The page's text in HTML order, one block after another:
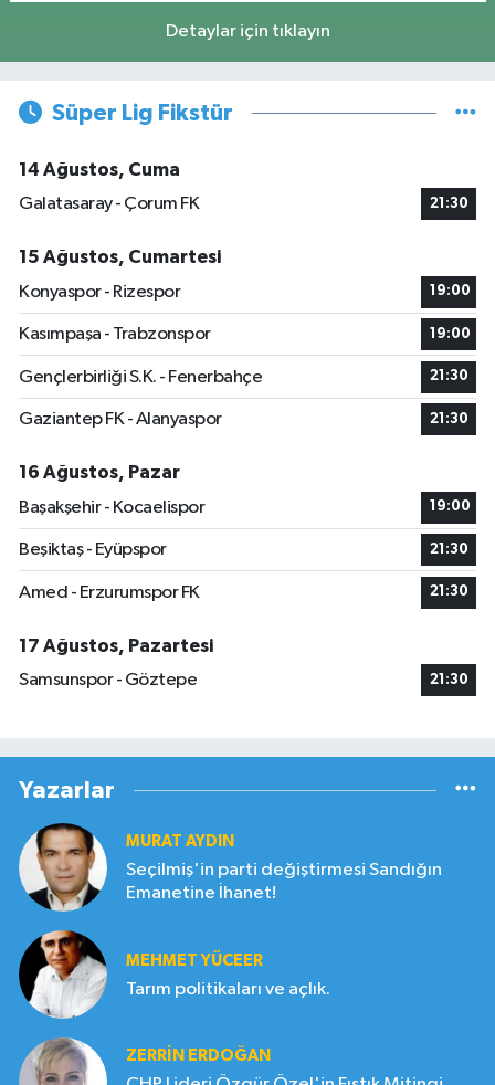
Detaylar için tıklayın
Süper Lig Fikstür
14 Ağustos, Cuma
Galatasaray - Çorum FK
21:30
15 Ağustos, Cumartesi
Konyaspor - Rizespor
19:00
Kasımpaşa - Trabzonspor 19:00
Gençlerbirliği S.K. - Fenerbahçe 21:30
Gaziantep FK - Alanyaspor 21:30
16 Ağustos, Pazar
Başakşehir - Kocaelispor
19:00
Beşiktaş - Eyüpspor 21:30
Amed - Erzurumspor FK 21:30
17 Ağustos, Pazartesi
Samsunspor - Göztepe
21:30
Yazarlar
MURAT AYDIN
Seçilmiş'in parti değiştirmesi Sandığın
Emanetine İhanet!
MEHMET YÜCEER
Tarım politikaları ve açlık.
ZERRIN ERDOĞAN